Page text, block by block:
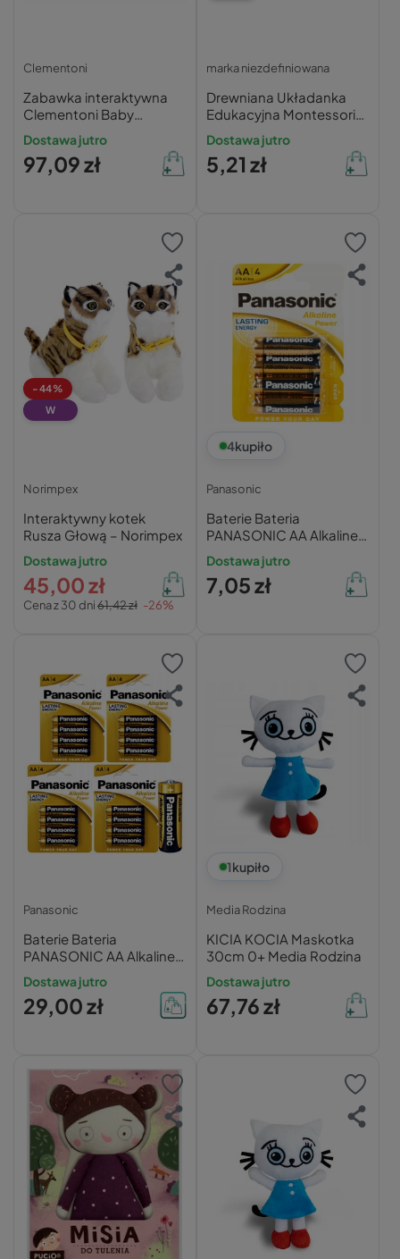
Clementoni
Zabawka interaktywna
Clementoni Baby
Troskliwa Mama Czita
Dostawa jutro
97,09 zł
marka niezdefiniowana
Drewniana Układanka
Edukacyjna Montessori
dla Dzieci
Dostawa jutro
5,21 zł
-44%
W
Norimpex
Interaktywny kotek
Rusza Głową – Norimpex
Dostawa jutro
Cena z 30 dni61,42 zł -26%
45,00 zł
4kupiło
Panasonic
Baterie Bateria
PANASONIC AA Alkaline
Power (R6) ALKAICZNA -
4szt
Dostawa jutro
7,05 zł
Panasonic
Baterie Bateria
PANASONIC AA Alkaline
Power (R6) ALKAICZNA
4szt. x4
Dostawa jutro
29,00 zł
1kupiło
Media Rodzina
KICIA KOCIA Maskotka
30cm 0+ Media Rodzina
Dostawa jutro
67,76 zł